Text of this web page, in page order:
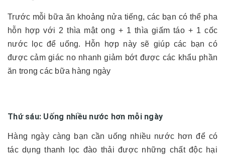
Trước mỗi bữa ăn khoảng nửa tiếng, các bạn có thể pha
hỗn hợp với 2 thìa mật ong + 1 thìa giấm táo + 1 cốc
nước lọc để uống. Hỗn hợp này sẽ giúp các bạn có
được cảm giác no nhanh giảm bớt được các khẩu phần
ăn trong các bữa hàng ngày
Thứ sáu: Uống nhiều nước hơn mỗi ngày
Hàng ngày càng bạn cần uống nhiều nước hơn để có
tác dụng thanh lọc đào thải được những chất độc hại